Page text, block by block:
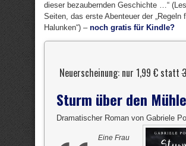
dieser bezaubernden Geschichte …“
Seiten, das erste Abenteuer der „Regeln
Halunken“) – noch gratis für Kindle?
Neuerscheinung: nur 1,99 € statt
Sturm über den
Dramatischer Roman von Gabriele
Eine Frau